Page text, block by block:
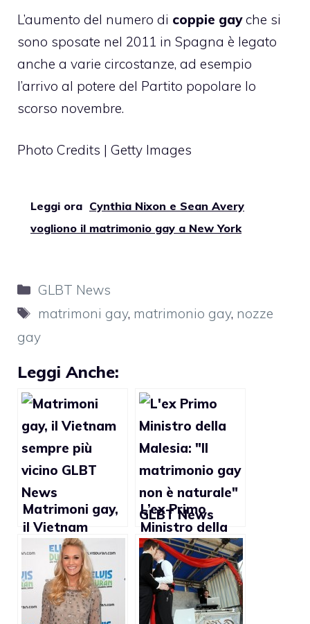
L’aumento del numero di coppie gayche si
sono sposate nel 2011 in Spagna è legato
anche a varie circostanze, ad esempio
l’arrivo al potere del Partito popolare lo
scorso novembre.
Photo Credits | Getty Images
Leggi ora Cynthia Nixon e Sean Avery
vogliono il matrimonio gay a New York
Categorie
GLBT News
Tag
matrimoni gay, matrimonio gay, nozze
gay
Leggi Anche:
Matrimoni gay,
il Vietnam
sempre più
vicino
L’ex Primo
Ministro della
Malesia: “Il
matrimonio gay
non è naturale”